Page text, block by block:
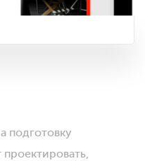
подготовку